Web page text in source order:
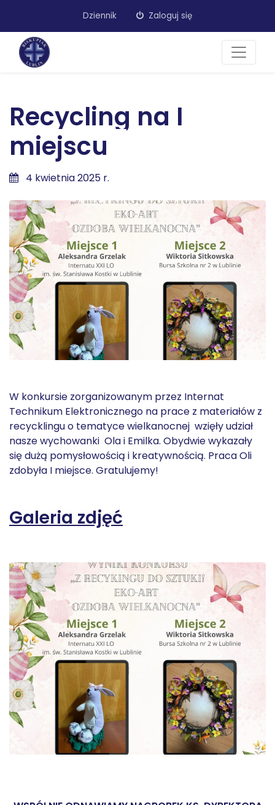
Dziennik Zaloguj się
Recycling na I
miejscu
4 kwietnia 2025 r.
W konkursie zorganizowanym przez Internat
Technikum Elektronicznego na prace z materiałów z
recycklingu o tematyce wielkanocnej wzięły udział
nasze wychowanki Ola i Emilka. Obydwie wykazały
się dużą pomysłowością i kreatywnością. Praca Oli
zdobyła I miejsce. Gratulujemy!
Galeria zdjęć